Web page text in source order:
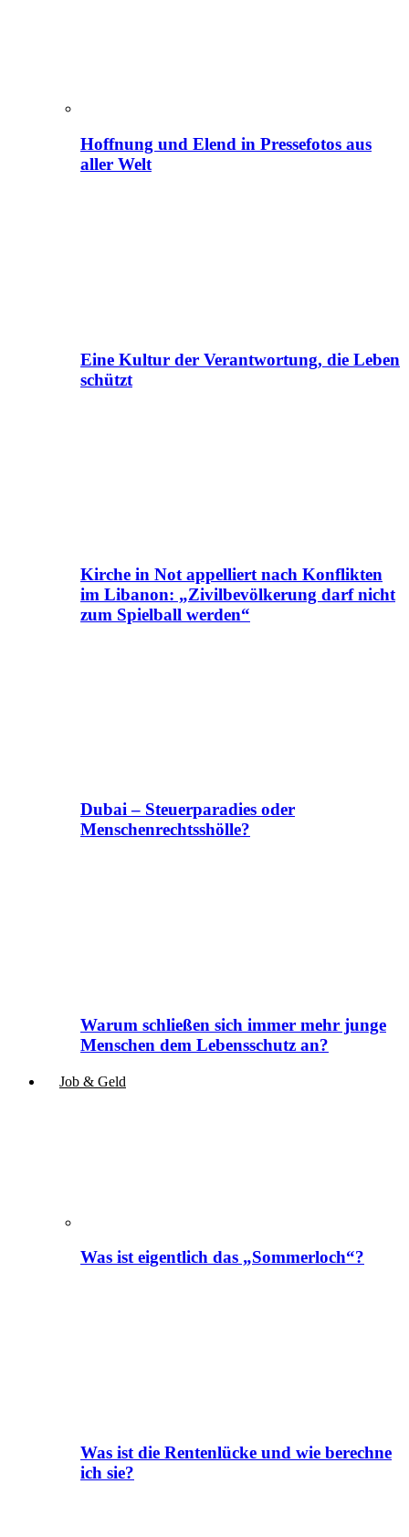
Hoffnung und Elend in Pressefotos aus
aller Welt
Eine Kultur der Verantwortung, die Leben
schützt
Kirche in Not appelliert nach Konflikten
im Libanon: „Zivilbevölkerung darf nicht
zum Spielball werden“
Dubai – Steuerparadies oder
Menschenrechtsshölle?
Warum schließen sich immer mehr junge
Menschen dem Lebensschutz an?
Job & Geld
Was ist eigentlich das „Sommerloch“?
Was ist die Rentenlücke und wie berechne
ich sie?